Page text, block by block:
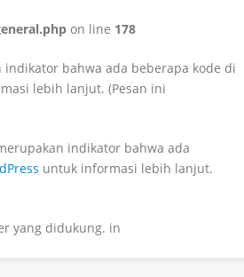
on line 178
bahwa ada beberapa kode di
lebih lanjut. (Pesan ini
indikator bahwa ada
untuk informasi lebih lanjut.
yang didukung. in